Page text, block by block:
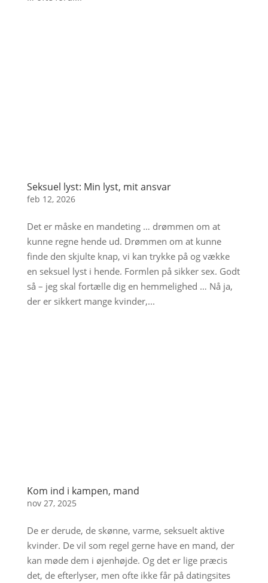
Seksuel lyst: Min lyst, mit ansvar
feb 12, 2026
Det er måske en mandeting … drømmen om at
kunne regne hende ud. Drømmen om at kunne
finde den skjulte knap, vi kan trykke på og vække
en seksuel lyst i hende. Formlen på sikker sex. Godt
så – jeg skal fortælle dig en hemmelighed … Nå ja,
der er sikkert mange kvinder,...
Kom ind i kampen, mand
nov 27, 2025
De er derude, de skønne, varme, seksuelt aktive
kvinder. De vil som regel gerne have en mand, der
kan møde dem i øjenhøjde. Og det er lige præcis
det, de efterlyser, men ofte ikke får på datingsites